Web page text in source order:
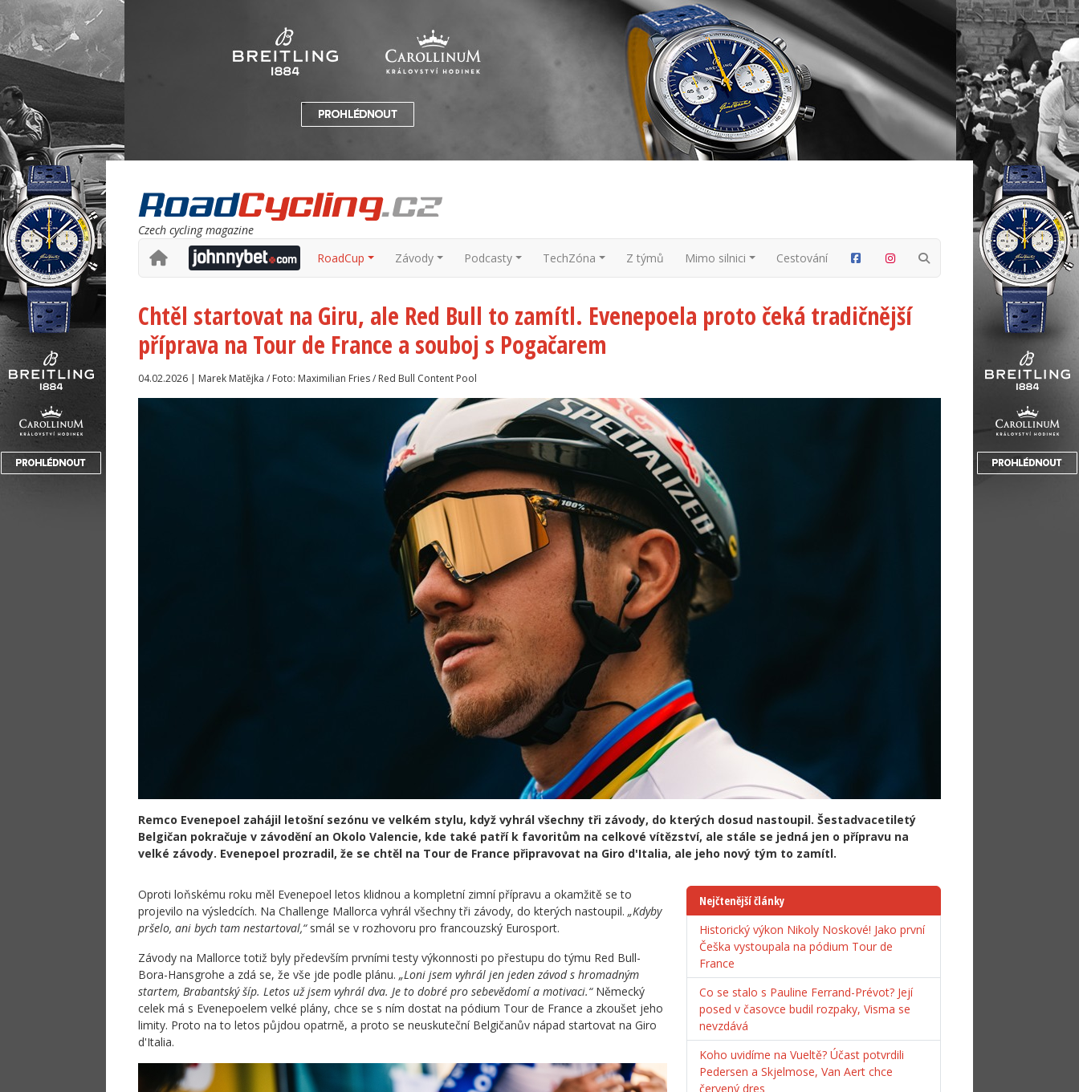
Czech cycling magazine
RoadCup
Závody Podcasty TechZóna Z týmů Mimo silnici Cestování
Chtěl startovat na Giru, ale Red Bull to zamítl. Evenepoela proto čeká tradičnější
příprava na Tour de France a souboj s Pogačarem
04.02.2026 | Marek Matějka / Foto: Maximilian Fries / Red Bull Content Pool
Remco Evenepoel zahájil letošní sezónu ve velkém stylu, když vyhrál všechny tři závody, do kterých dosud nastoupil. Šestadvacetiletý
Belgičan pokračuje v závodění an Okolo Valencie, kde také patří k favoritům na celkové vítězství, ale stále se jedná jen o přípravu na
velké závody. Evenepoel prozradil, že se chtěl na Tour de France připravovat na Giro d'Italia, ale jeho nový tým to zamítl.
Oproti loňskému roku měl Evenepoel letos klidnou a kompletní zimní přípravu a okamžitě se to
projevilo na výsledcích. Na Challenge Mallorca vyhrál všechny tři závody, do kterých nastoupil. „Kdyby
pršelo, ani bych tam nestartoval,“ smál se v rozhovoru pro francouzský Eurosport.
Závody na Mallorce totiž byly především prvními testy výkonnosti po přestupu do týmu Red Bull-
Bora-Hansgrohe a zdá se, že vše jde podle plánu. „Loni jsem vyhrál jen jeden závod s hromadným
startem, Brabantský šíp. Letos už jsem vyhrál dva. Je to dobré pro sebevědomí a motivaci.“ Německý
celek má s Evenepoelem velké plány, chce se s ním dostat na pódium Tour de France a zkoušet jeho
limity. Proto na to letos půjdou opatrně, a proto se neuskuteční Belgičanův nápad startovat na Giro
d'Italia.
Nejčtenější články
Historický výkon Nikoly Noskové! Jako první
Češka vystoupala na pódium Tour de
France
Co se stalo s Pauline Ferrand-Prévot? Její
posed v časovce budil rozpaky, Visma se
nevzdává
Koho uvidíme na Vueltě? Účast potvrdili
Pedersen a Skjelmose, Van Aert chce
červený dres